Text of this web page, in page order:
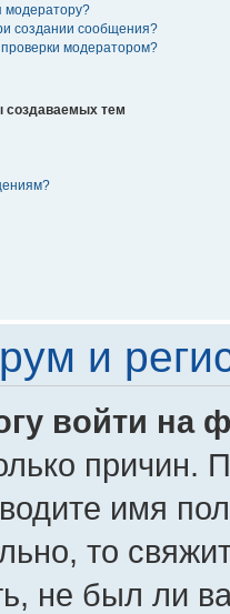
модератору?
создании сообщения?
модератором?
создаваемых тем
и
войти на
причин.
имя
то
не был ли